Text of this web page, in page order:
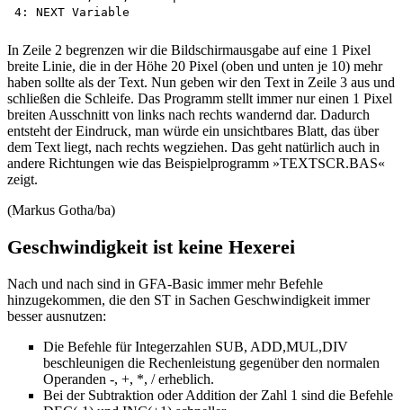
In Zeile 2 begrenzen wir die Bildschirmausgabe auf eine 1 Pixel
breite Linie, die in der Höhe 20 Pixel (oben und unten je 10) mehr
haben sollte als der Text. Nun geben wir den Text in Zeile 3 aus und
schließen die Schleife. Das Programm stellt immer nur einen 1 Pixel
breiten Ausschnitt von links nach rechts wandernd dar. Dadurch
entsteht der Eindruck, man würde ein unsichtbares Blatt, das über
dem Text liegt, nach rechts wegziehen. Das geht natürlich auch in
andere Richtungen wie das Beispielprogramm »TEXTSCR.BAS«
zeigt.
(Markus Gotha/ba)
Geschwindigkeit ist keine Hexerei
Nach und nach sind in GFA-Basic immer mehr Befehle
hinzugekommen, die den ST in Sachen Geschwindigkeit immer
besser ausnutzen:
Die Befehle für Integerzahlen SUB, ADD,MUL,DIV
beschleunigen die Rechenleistung gegenüber den normalen
Operanden -, +, *, / erheblich.
Bei der Subtraktion oder Addition der Zahl 1 sind die Befehle